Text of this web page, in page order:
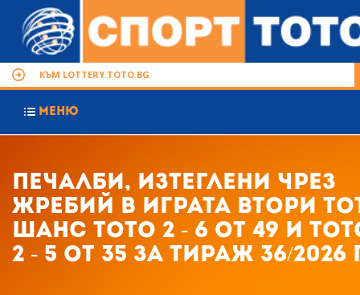
КЪМ LOTTERY.TOTO.BG
МЕНЮ
Печалби, изтеглени чрез
жребий в играта Втори
шанс ТОТО 2 - 6 от 49 и
2 - 5 от 35 за тираж 36/2026